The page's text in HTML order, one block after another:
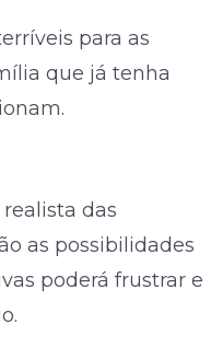
para as
que já tenha
das
as possibilidades
poderá frustrar e